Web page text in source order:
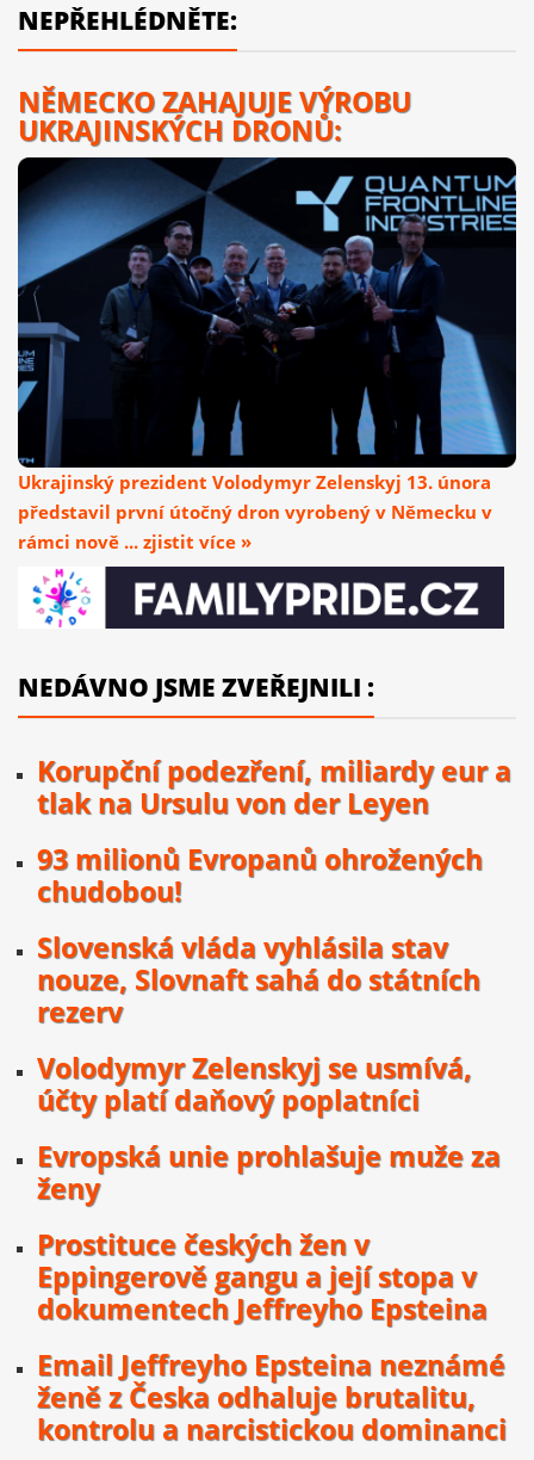
NEPŘEHLÉDNĚTE:
NĚMECKO ZAHAJUJE VÝROBU
UKRAJINSKÝCH DRONŮ:
Ukrajinský prezident Volodymyr Zelenskyj 13. února
představil první útočný dron vyrobený v Německu v
rámci nově ... zjistit více »
NEDÁVNO JSME ZVEŘEJNILI :
Korupční podezření, miliardy eur a
tlak na Ursulu von der Leyen
93 milionů Evropanů ohrožených
chudobou!
Slovenská vláda vyhlásila stav
nouze, Slovnaft sahá do státních
rezerv
Volodymyr Zelenskyj se usmívá,
účty platí daňový poplatníci
Evropská unie prohlašuje muže za
ženy
Prostituce českých žen v
Eppingerově gangu a její stopa v
dokumentech Jeffreyho Epsteina
Email Jeffreyho Epsteina neznámé
ženě z Česka odhaluje brutalitu,
kontrolu a narcistickou dominanci